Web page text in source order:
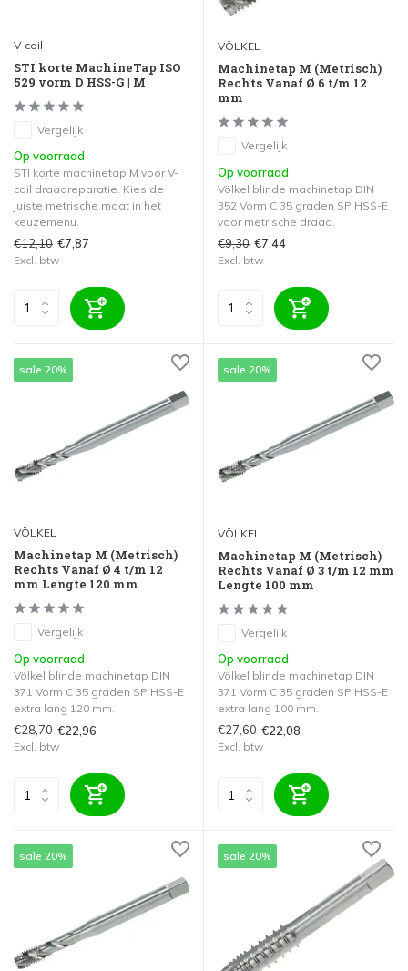
V-coil
STI korte MachineTap ISO
529 vorm D HSS-G | M
Vergelijk
Op voorraad
STI korte machinetap M voor V-
coil draadreparatie. Kies de
juiste metrische maat in het
keuzemenu.
€12,10 €7,87
Excl. btw
VÖLKEL
Machinetap M (Metrisch)
Rechts Vanaf Ø 6 t/m 12
mm
Vergelijk
Op voorraad
Völkel blinde machinetap DIN
352 Vorm C 35 graden SP HSS-E
voor metrische draad.
€9,30 €7,44
Excl. btw
sale 20%
VÖLKEL
Machinetap M (Metrisch)
Rechts Vanaf Ø 4 t/m 12
mm Lengte 120 mm
Vergelijk
Op voorraad
Völkel blinde machinetap DIN
371 Vorm C 35 graden SP HSS-E
extra lang 120 mm.
€28,70 €22,96
Excl. btw
sale 20%
VÖLKEL
Machinetap M (Metrisch)
Rechts Vanaf Ø 3 t/m 12 mm
Lengte 100 mm
Vergelijk
Op voorraad
Völkel blinde machinetap DIN
371 Vorm C 35 graden SP HSS-E
extra lang 100 mm.
€27,60 €22,08
Excl. btw
sale 20% sale 20%